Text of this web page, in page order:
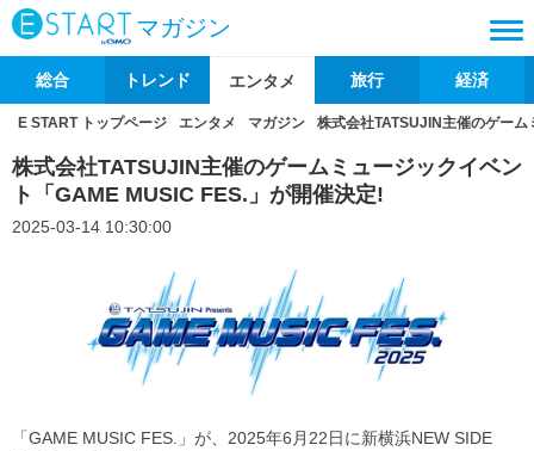
マガジン
総合 トレンド エンタメ 旅行 経済
E START トップページ エンタメ マガジン 株式会社TATSUJIN主催のゲー
株式会社TATSUJIN主催のゲームミュージックイベン
ト「GAME MUSIC FES.」が開催決定!
2025-03-14 10:30:00
「GAME MUSIC FES.」が、2025年6月22日に新横浜NEW SIDE